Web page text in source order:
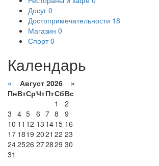
Досуг 0
Достопримечательности 18
Магазин 0
Спорт0
Календарь
« Август 2026 »
ПнВтСрЧтПтСбВс
1
2
3 4 5 6 7 8
9
10 11 12 13 1415 16
17 1819 2021 22 23
242526 272829 30
31